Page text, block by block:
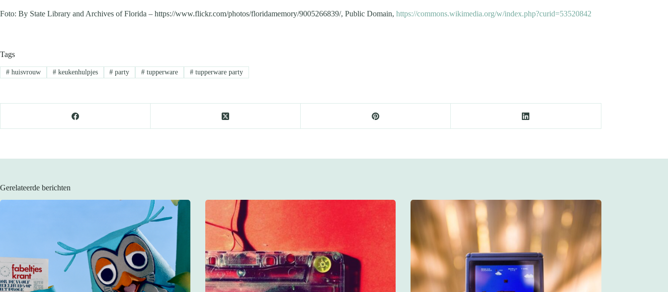
Foto: By State Library and Archives of Florida – https://www.flickr.com/photos/floridamemory/9005266839/, Public Domain, https://commons.wikimedia.org/w/index.php?curid=53520842
Tags
#huisvrouw #keukenhulpjes # party # tupperware # tupperware party
Gerelateerde berichten